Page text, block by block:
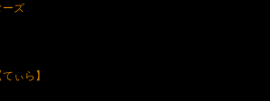
ーズ
ぃら】